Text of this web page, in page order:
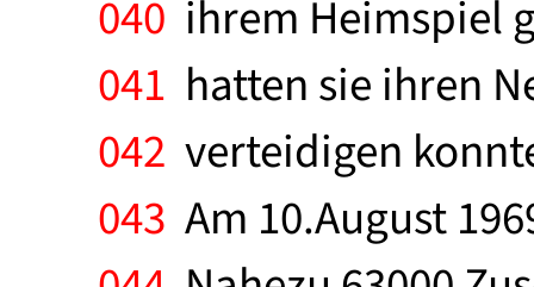
040 ihrem Heimspiel
041 hatten sie ihren
042 verteidigen
043 Am 10.August